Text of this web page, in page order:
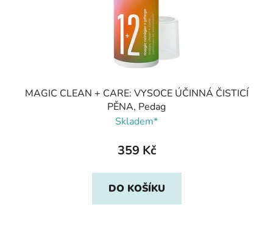
MAGIC CLEAN + CARE: VYSOCE ÚČINNÁ ČISTICÍ
PĚNA, Pedag
Skladem*
359 Kč
DO KOŠÍKU